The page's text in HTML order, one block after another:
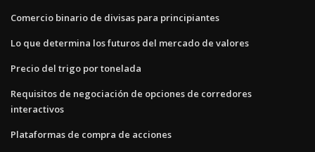
Comercio binario de divisas para principiantes
Lo que determina los futuros del mercado de valores
Precio del trigo por tonelada
Requisitos de negociación de opciones de corredores
interactivos
Plataformas de compra de acciones